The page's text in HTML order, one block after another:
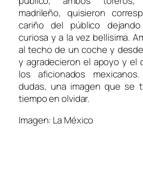
madrileño, quisieron
cariño del público
curiosa y a la vez bellísima.
al techo de un coche y
y agradecieron el apoyo y el
los aficionados
dudas, una imagen que se
tiempo en olvidar.
Imagen: La México